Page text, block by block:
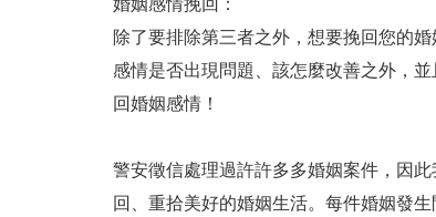
除了要排除第三者之外，想要挽回您的
感情是否出現問題、該怎麼改善之外，
回婚姻感情！
警安徵信處理過許許多多婚姻案件，因
回、重拾美好的婚姻生活。每件婚姻發